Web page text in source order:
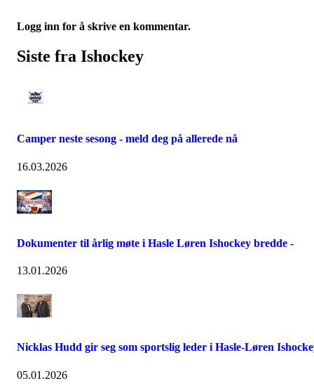
Logg inn for å skrive en kommentar.
Siste fra Ishockey
Camper neste sesong - meld deg på allerede nå
16.03.2026
Dokumenter til årlig møte i Hasle Løren Ishockey bredde -
13.01.2026
Nicklas Hudd gir seg som sportslig leder i Hasle-Løren
05.01.2026